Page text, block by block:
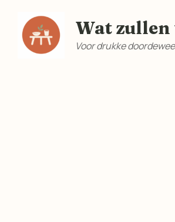
Wat zullen
Voor drukke